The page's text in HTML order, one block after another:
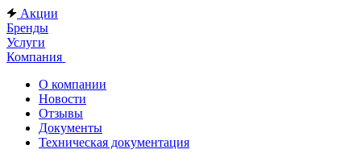
Акции
Бренды
Услуги
Компания
О компании
Новости
Отзывы
Документы
Техническая документация